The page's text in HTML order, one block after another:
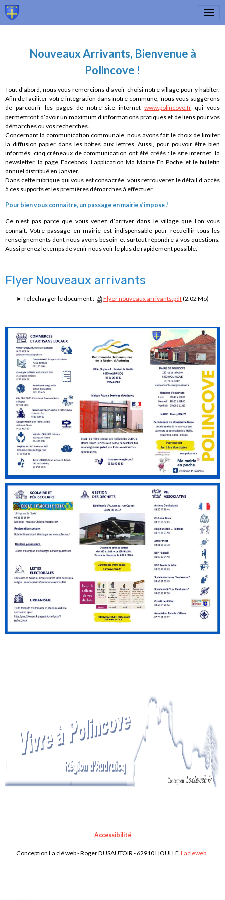
Nouveaux Arrivants, Bienvenue à
Polincove !
Tout d’abord, nous vous remercions d’avoir choisi notre village pour y habiter.
Afin de faciliter votre intégration dans notre commune, nous vous suggérons
de parcourir les pages de notre site internetwww.polincove.fr qui vous
permettront d’avoir un maximum d’informations pratiques et de liens pour vos
démarches ou vos recherches.
Concernant la communication communale, nous avons fait le choix de limiter
la diffusion papier dans les boîtes aux lettres. Aussi, pour pouvoir être bien
informés, cinq créneaux de communication ont été créés : le site internet, la
newsletter, la page Facebook, l’application Ma Mairie En Poche et le bulletin
annuel distribué en Janvier.
Dans cette rubrique qui vous est consacrée, vous retrouverez le détail d’accès
à ces supports et les premières démarches à effectuer.
Pour bien vous connaitre, un passage en mairie s’impose !
Ce n’est pas parce que vous venez d’arriver dans le village que l’on vous
connait. Votre passage en mairie est indispensable pour recueillir tous les
renseignements dont nous avons besoin et surtout répondre à vos questions.
Aussi prenez le temps de venir nous voir le plus de rapidement possible.
Flyer Nouveaux arrivants
► Télécharger le document : Flyer nouveaux arrivants.pdf(2.02 Mo)
Accessibilité
Conception La clé web - Roger DUSAUTOIR - 62910 HOULLE Lacleweb